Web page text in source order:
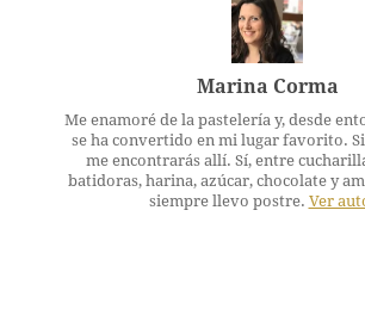
Marina Corma
Me enamoré de la pastelería y, desde
se ha convertido en mi lugar favorito.
me encontrarás allí. Sí, entre
batidoras, harina, azúcar, chocolate y
siempre llevo postre. Ver